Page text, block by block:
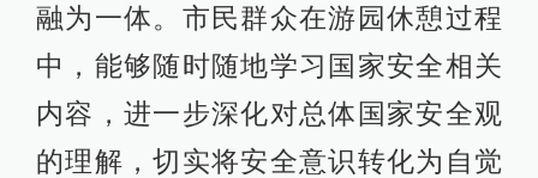
融为一体。市民群众在游园休憩过程
中，能够随时随地学习国家安全相关
内容，进一步深化对总体国家安全观
的理解，切实将安全意识转化为自觉